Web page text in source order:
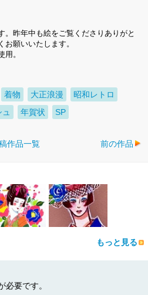
。昨年中も絵をご覧くださりありがと
お願いいたします。
。
着物 大正浪漫
昭和レトロ
年賀状 SP
作品一覧 前の作品
もっと見る
必要です。